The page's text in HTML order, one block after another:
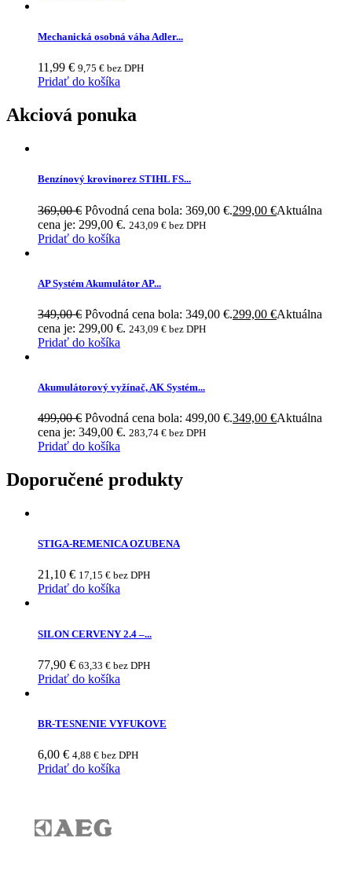
Mechanická osobná váha Adler...
11,99 € 9,75 € bez DPH
Pridať do košíka
Akciová ponuka
Benzínový krovinorez STIHL FS...
369,00€ Pôvodná cena bola: 369,00 €.299,00 €Aktuálna
cena je: 299,00 €. 243,09 € bez DPH
Pridať do košíka
AP Systém Akumulátor AP...
349,00€ Pôvodná cena bola: 349,00 €.299,00 €Aktuálna
cena je: 299,00 €. 243,09 € bez DPH
Pridať do košíka
Akumulátorový vyžínač, AK Systém...
499,00€ Pôvodná cena bola: 499,00 €.349,00 €Aktuálna
cena je: 349,00 €. 283,74 € bez DPH
Pridať do košíka
Doporučené produkty
STIGA-REMENICA OZUBENA
21,10 € 17,15 € bez DPH
Pridať do košíka
SILON CERVENY 2.4 –...
77,90 € 63,33 € bez DPH
Pridať do košíka
BR-TESNENIE VYFUKOVE
6,00 € 4,88 € bez DPH
Pridať do košíka